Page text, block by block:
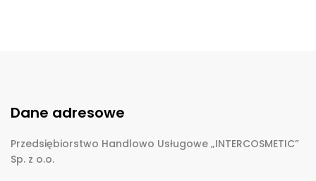
Dane adresowe
Przedsiębiorstwo Handlowo Usługowe „INTERCOSMETIC”
Sp. z o.o.